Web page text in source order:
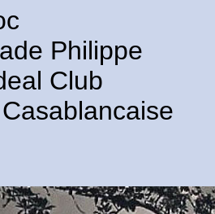
Philippe
Club